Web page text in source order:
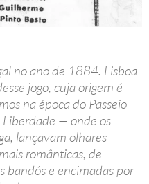
no ano de 1884. Lisboa
jogo, cuja origem é
na época do Passeio
— onde os
lançavam olhares
românticas, de
bandós e encimadas por